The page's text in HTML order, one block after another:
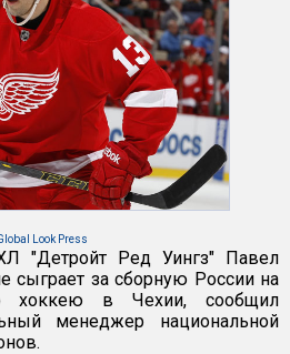
Look Press
"Детройт Ред Уингз" Павел
сыграет за сборную России на
хоккею в Чехии, сообщил
менеджер национальной